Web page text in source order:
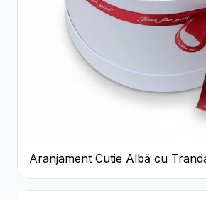
Aranjament Cutie Albă cu
Roșii și Raffaello